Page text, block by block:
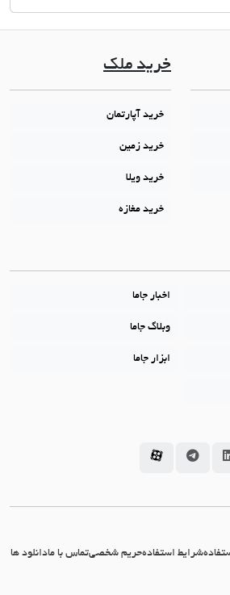
خرید ملک
خرید آپارتمان
خرید زمین
خرید ویلا
خرید مغازه
اخبار جاما
وبلاگ جاما
ابزار جاما
فیسبوک
جاما در توئیتر
سامانه جاما در لینکداین
سامانه جاما در تلگرام
سامانه جاما در آپارات
شرایط استفادهحریم شخصیتماس با مادانلود ها